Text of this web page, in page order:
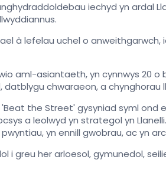
iechyd yn
â lefelau uchel o
aml-asiantaeth, yn cynnwys 20
chwaraeon, a chynghorau
the Street' gysyniad syml
a leolwyd yn strategol yn
yn ennill gwobrau, ac yn
i greu her arloesol, gymunedol,